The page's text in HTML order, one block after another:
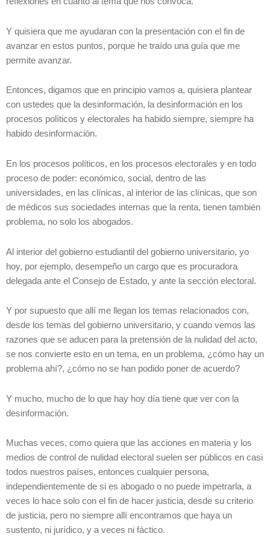
Y quisiera que me ayudaran con la presentación con el fin de
avanzar en estos puntos, porque he traído una guía que me
permite avanzar.
Entonces, digamos que en principio vamos a, quisiera plantear
con ustedes que la desinformación, la desinformación en los
procesos políticos y electorales ha habido siempre, siempre ha
habido desinformación.
En los procesos políticos, en los procesos electorales y en todo
proceso de poder: económico, social, dentro de las
universidades, en las clínicas, al interior de las clínicas, que son
de médicos sus sociedades internas que la renta, tienen también
problema, no solo los abogados.
Al interior del gobierno estudiantil del gobierno universitario, yo
hoy, por ejemplo, desempeño un cargo que es procuradora
delegada ante el Consejo de Estado, y ante la sección electoral.
Y por supuesto que allí me llegan los temas relacionados con,
desde los temas del gobierno universitario, y cuando vemos las
razones que se aducen para la pretensión de la nulidad del acto,
se nos convierte esto en un tema, en un problema, ¿cómo hay un
problema ahí?, ¿cómo no se han podido poner de acuerdo?
Y mucho, mucho de lo que hay hoy día tiene que ver con la
desinformación.
Muchas veces, como quiera que las acciones en materia y los
medios de control de nulidad electoral suelen ser públicos en casi
todos nuestros países, entonces cualquier persona,
independientemente de si es abogado o no puede impetrarla, a
veces lo hace solo con el fin de hacer justicia, desde su criterio
de justicia, pero no siempre allí encontramos que haya un
sustento, ni jurídico, y a veces ni fáctico.